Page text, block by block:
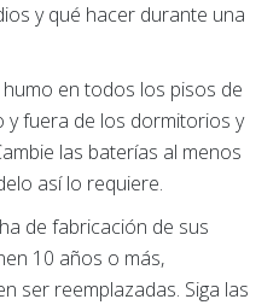
y qué hacer durante una
en todos los pisos de
y fuera de los dormitorios y
las baterías al menos
así lo requiere.
de fabricación de sus
10 años o más,
ser reemplazadas. Siga las